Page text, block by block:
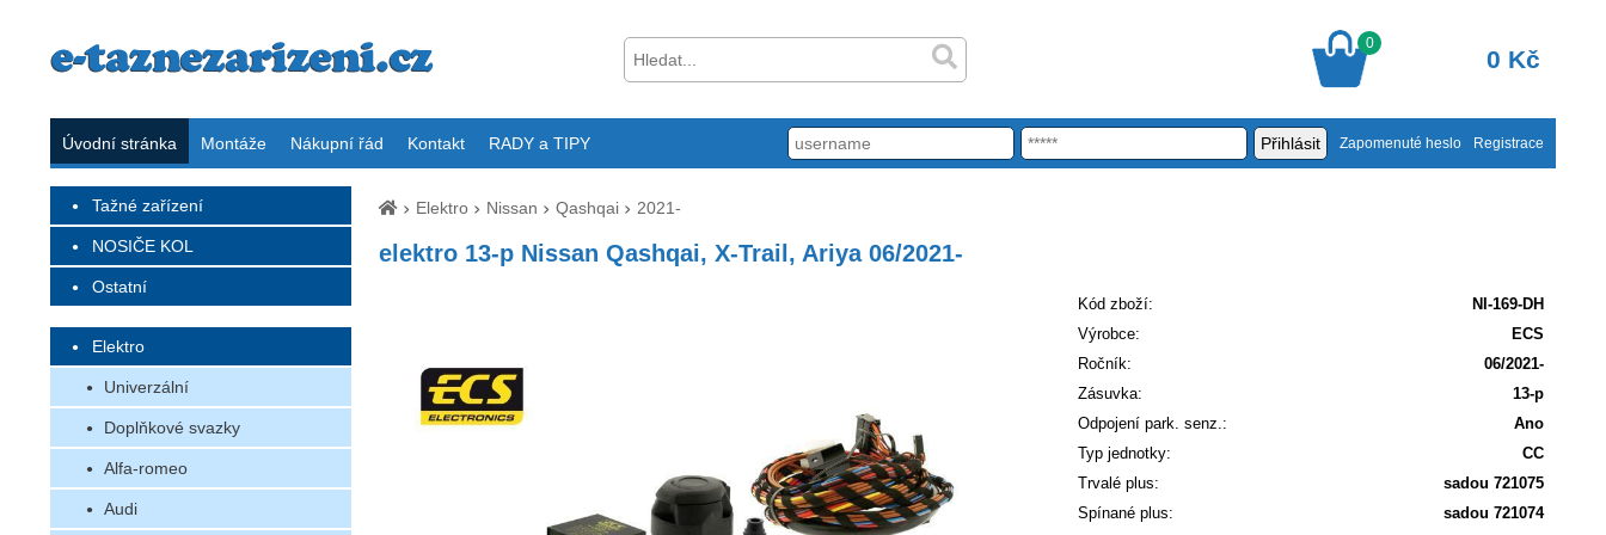
0
0 Kč
Úvodní stránka Montáže Nákupní řád Kontakt RADY a TIPY Zapomenuté heslo Registrace
Tažné zařízení
NOSIČE KOL
Ostatní
Elektro
Univerzální
Doplňkové svazky
Alfa-romeo
Audi
Elektro Nissan Qashqai 2021-
elektro 13-p Nissan Qashqai, X-Trail, Ariya 06/2021-
Kód zboží:
NI-169-DH
Výrobce:
ECS
Ročník:
06/2021-
Zásuvka:
13-p
Odpojení park. senz.:
Ano
Typ jednotky:
CC
Trvalé plus:
sadou 721075
Spínané plus:
sadou 721074